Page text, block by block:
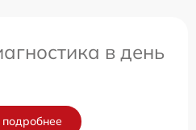
в день
подробнее